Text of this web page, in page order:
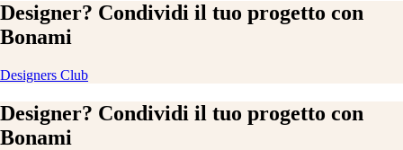
Designer? Condividi il tuo progetto con
Bonami
Designers Club
Designer? Condividi il tuo progetto con
Bonami